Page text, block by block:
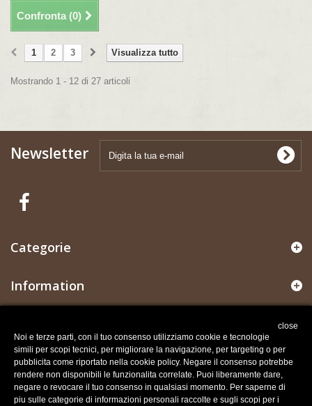
Confronta (0)
Visualizza tutto
1 2 3
Mostrando 1 - 12 di 27 articoli
Newsletter
Categorie
Information
Informazioni negozio
Recesso dal contratto
close
Noi e terze parti, con il tuo consenso utilizziamo cookie e tecnologie
simili per scopi tecnici, per migliorare la navigazione, per targeting o per
pubblicita come riportato nella cookie policy. Negare il consenso potrebbe
rendere non disponibili le funzionalita correlate. Puoi liberamente dare,
negare o revocare il tuo consenso in qualsiasi momento. Per saperne di
piu sulle categorie di informazioni personali raccolte e sugli scopi per i